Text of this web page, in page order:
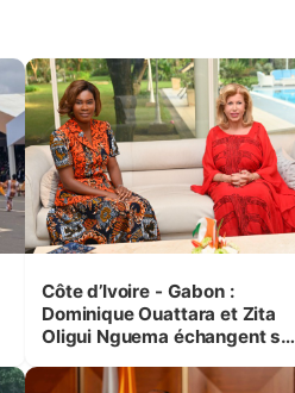
Côte d’Ivoire - Gabon :
Dominique Ouattara et Zita
Oligui Nguema échangent sur
femmes et des enfants